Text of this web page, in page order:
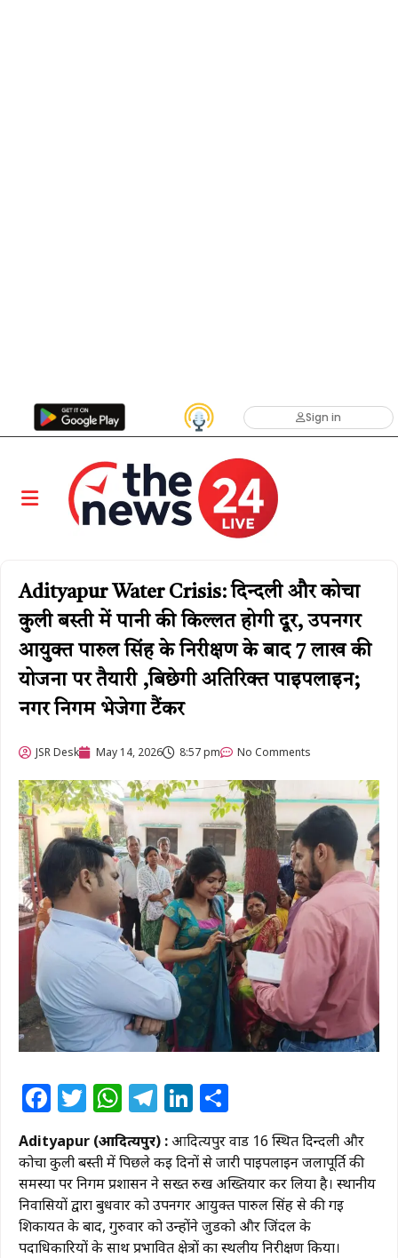
Sign in
Adityapur Water Crisis: दिन्दली और कोचा
कुली बस्ती में पानी की किल्लत होगी दूर, उपनगर
आयुक्त पारुल सिंह के निरीक्षण के बाद 7 लाख की
योजना पर तैयारी ,बिछेगी अतिरिक्त पाइपलाइन;
नगर निगम भेजेगा टैंकर
JSR Desk May 14, 2026 8:57 pm No Comments
Facebook
Twitter
WhatsApp
Telegram
LinkedIn
Adityapur (आदित्यपुर) : आदित्यपुर वार्ड 16 स्थित दिन्दली और
कोचा कुली बस्ती में पिछले कई दिनों से जारी पाइपलाइन जलापूर्ति की
समस्या पर निगम प्रशासन ने सख्त रुख अख्तियार कर लिया है। स्थानीय
निवासियों द्वारा बुधवार को उपनगर आयुक्त पारुल सिंह से की गई
शिकायत के बाद, गुरुवार को उन्होंने जुडको और जिंदल के
पदाधिकारियों के साथ प्रभावित क्षेत्रों का स्थलीय निरीक्षण किया।